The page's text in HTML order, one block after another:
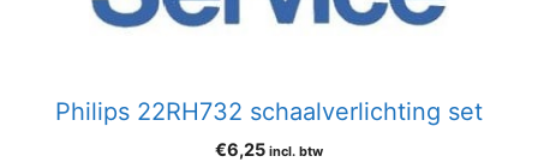
Philips 22RH732 schaalverlichting set
€6,25 incl. btw